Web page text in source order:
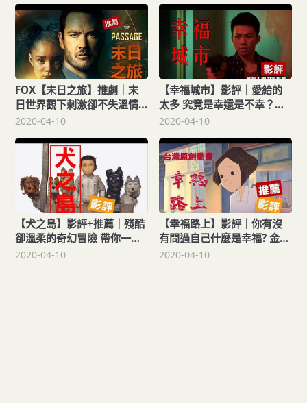
FOX【末日之旅】推劇｜末
日世界觀下刺激卻不失溫情
史提芬金推薦的奇幻史詩之
2020-04-10
【幸福城市】影評｜愛給的
太多 究竟是幸還是不幸？勇
奪金馬最佳女配角 前衛劇本
(有防雷)
2020-04-10
【犬之島】影評+推薦｜殘酷
卻溫柔的奇幻冒險 帶你一窺
魏斯安德森的寓意與魅力
2020-04-10
【幸福路上】影評｜你有沒
有問過自己什麼是幸福? 金馬
55最佳動畫長片感動推薦
2020-04-10